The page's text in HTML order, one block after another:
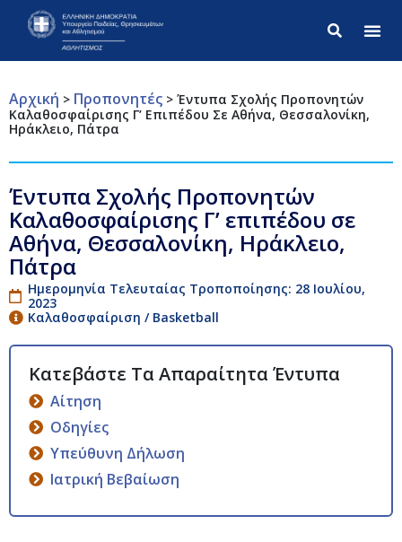
Αρχική > Προπονητές > Έντυπα Σχολής Προπονητών
Καλαθοσφαίρισης Γ’ Επιπέδου Σε Αθήνα, Θεσσαλονίκη,
Ηράκλειο, Πάτρα
Έντυπα Σχολής Προπονητών
Καλαθοσφαίρισης Γ’ επιπέδου σε
Αθήνα, Θεσσαλονίκη, Ηράκλειο,
Πάτρα
Ημερομηνία Τελευταίας Τροποποίησης: 28 Ιουλίου,
2023
Καλαθοσφαίριση / Basketball
Αίτηση
Οδηγίες
Υπεύθυνη Δήλωση
Ιατρική Βεβαίωση